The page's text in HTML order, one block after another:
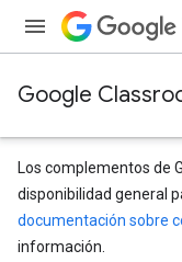
Google
Los complementos de
disponibilidad general
documentación sobre
información.